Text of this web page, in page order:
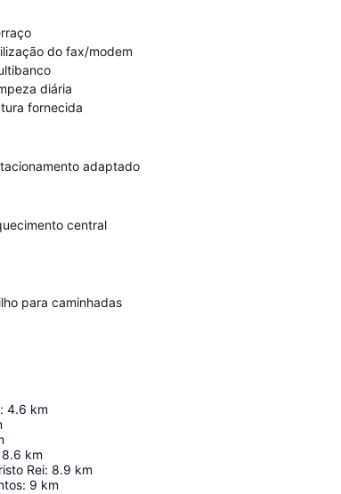
do fax/modem
diária
fornecida
adaptado
central
para caminhadas
: 4.6 km
8.6 km
Rei: 8.9 km
: 9 km